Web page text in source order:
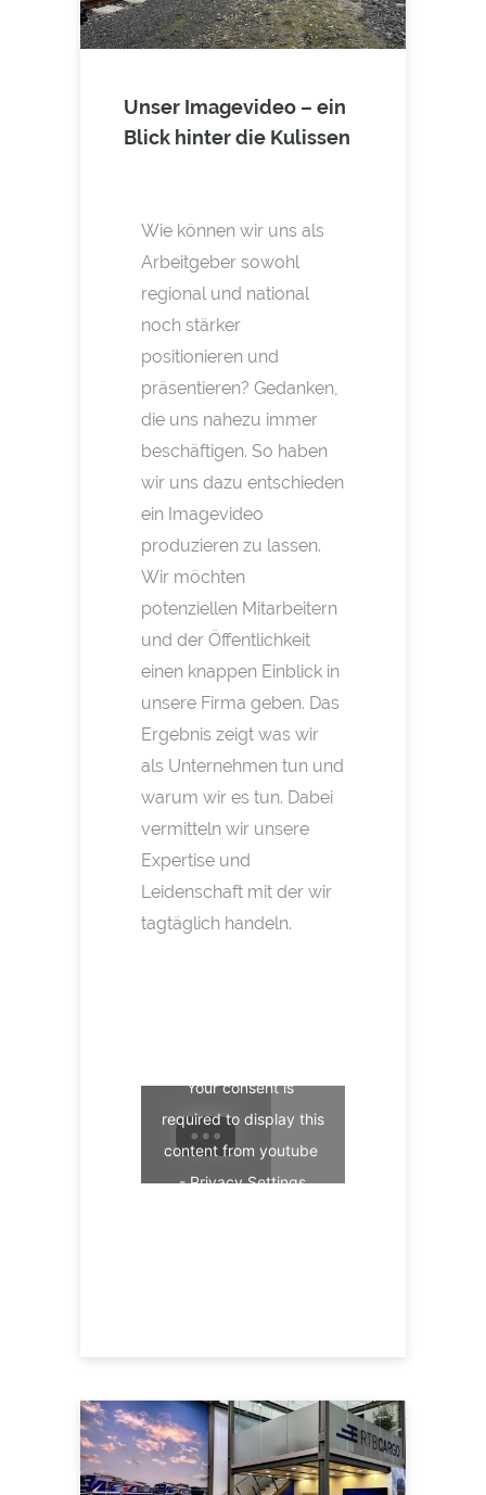
Unser Imagevideo – ein
Blick hinter die Kulissen
Wie können wir uns als
Arbeitgeber sowohl
regional und national
noch stärker
positionieren und
präsentieren? Gedanken,
die uns nahezu immer
beschäftigen. So haben
wir uns dazu entschieden
ein Imagevideo
produzieren zu lassen.
Wir möchten
potenziellen Mitarbeitern
und der Öffentlichkeit
einen knappen Einblick in
unsere Firma geben. Das
Ergebnis zeigt was wir
als Unternehmen tun und
warum wir es tun. Dabei
vermitteln wir unsere
Expertise und
Leidenschaft mit der wir
tagtäglich handeln.
Your consent is
required to display this
content from youtube
- Privacy Settings